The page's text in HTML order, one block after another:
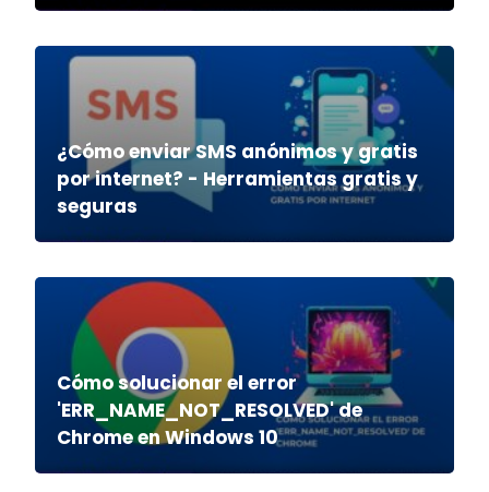
¿Cómo enviar SMS anónimos y gratis
por internet? - Herramientas gratis y
seguras
Cómo solucionar el error
'ERR_NAME_NOT_RESOLVED' de
Chrome en Windows 10